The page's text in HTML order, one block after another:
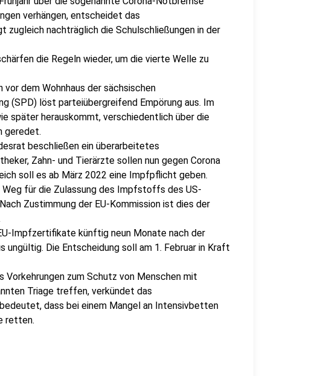
verhängen, entscheidet das
zugleich nachträglich die Schulschließungen in der
die Regeln wieder, um die vierte Welle zu
dem Wohnhaus der sächsischen
(SPD) löst parteiübergreifend Empörung aus. Im
später herauskommt, verschiedentlich über die
geredet.
beschließen ein überarbeitetes
Zahn- und Tierärzte sollen nun gegen Corona
soll es ab März 2022 eine Impfpflicht geben.
Weg für die Zulassung des Impfstoffs des US-
Zustimmung der EU-Kommission ist dies der
Impfzertifikate künftig neun Monate nach der
ungültig. Die Entscheidung soll am 1. Februar in Kraft
Vorkehrungen zum Schutz von Menschen mit
Triage treffen, verkündet das
dass bei einem Mangel an Intensivbetten
retten.